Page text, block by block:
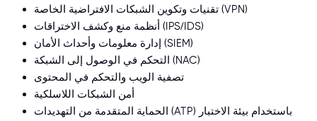
تقنيات وتكوين الشبكات الافتراضية الخاصة (VPN)
أنظمة منع وكشف الاختراقات (IPS/IDS)
إدارة معلومات وأحداث الأمان (SIEM)
التحكم في الوصول إلى الشبكة (NAC)
تصفية الويب والتحكم في المحتوى
أمن الشبكات اللاسلكية
الحماية المتقدمة من التهديدات (ATP) باستخدام بيئة الاختبار